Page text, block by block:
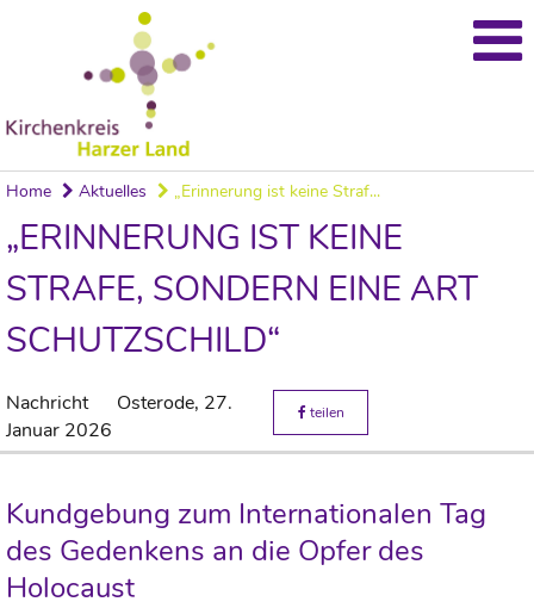
Home Aktuelles „Erinnerung ist keine Straf...
„ERINNERUNG IST KEINE
STRAFE, SONDERN EINE ART
SCHUTZSCHILD“
Nachricht Osterode, 27.
Januar 2026
teilen
Kundgebung zum Internationalen Tag
des Gedenkens an die Opfer des
Holocaust